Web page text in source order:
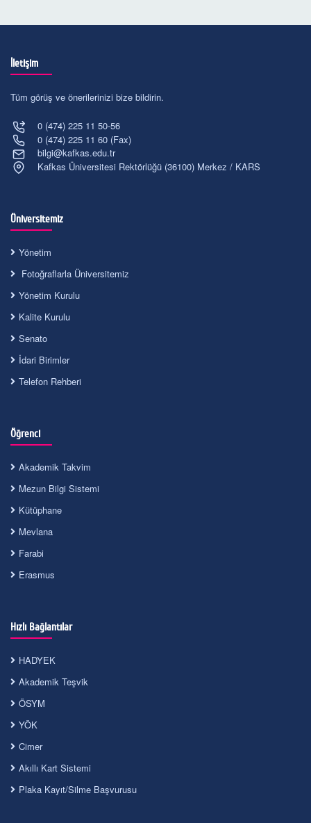
İletişim
Tüm görüş ve önerilerinizi bize bildirin.
0 (474) 225 11 50-56
0 (474) 225 11 60 (Fax)
bilgi@kafkas.edu.tr
Kafkas Üniversitesi Rektörlüğü (36100) Merkez / KARS
Üniversitemiz
Yönetim
Fotoğraflarla Üniversitemiz
Yönetim Kurulu
Kalite Kurulu
Senato
İdari Birimler
Telefon Rehberi
Öğrenci
Akademik Takvim
Mezun Bilgi Sistemi
Kütüphane
Mevlana
Farabi
Erasmus
Hızlı Bağlantılar
HADYEK
Akademik Teşvik
ÖSYM
YÖK
Cimer
Akıllı Kart Sistemi
Plaka Kayıt/Silme Başvurusu